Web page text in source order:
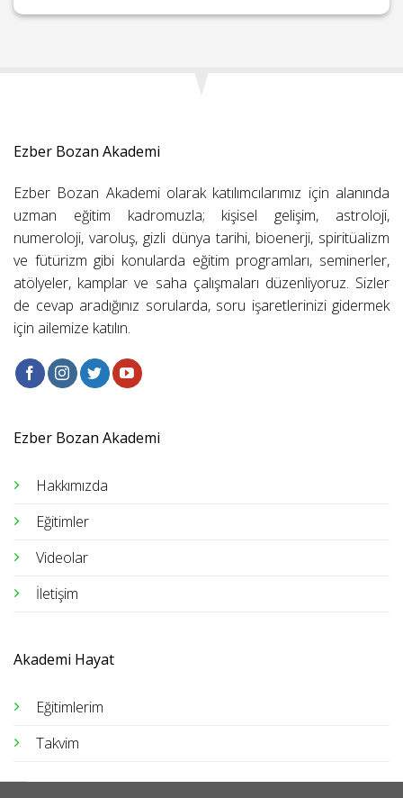
Ezber Bozan Akademi
Ezber Bozan Akademi olarak katılımcılarımız için alanında
uzman eğitim kadromuzla; kişisel gelişim, astroloji,
numeroloji, varoluş, gizli dünya tarihi, bioenerji, spiritüalizm
ve fütürizm gibi konularda eğitim programları, seminerler,
atölyeler, kamplar ve saha çalışmaları düzenliyoruz. Sizler
de cevap aradığınız sorularda, soru işaretlerinizi gidermek
için ailemize katılın.
Ezber Bozan Akademi
Hakkımızda
Eğitimler
Videolar
İletişim
Akademi Hayat
Eğitimlerim
Takvim